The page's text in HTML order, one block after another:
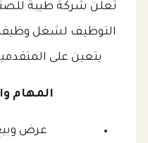
تُعلن شركة طيبة
التوظيف لشغل
يتعين على
المهام
عرض